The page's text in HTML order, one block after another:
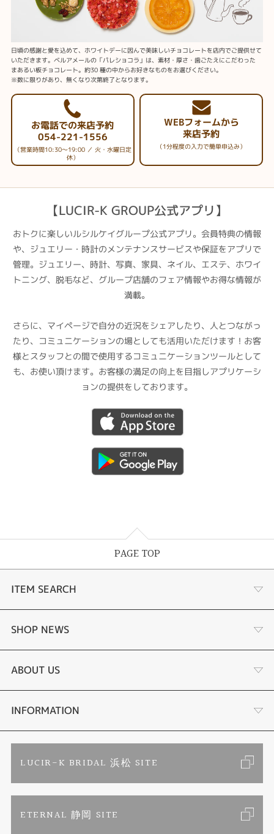
日頃の感謝と愛を込めて、ホワイトデーに因んで美味しいチョコレートを店内でご提供せて
いただきます。ベルアメールの「パレショコラ」は、素材・厚さ・歯ごたえにこだわった
まあるい板チョコレート。約30 種の中からお好きなものをお選びください。
※数に限りがあり、無くなり次第終了となります。
お電話での来店予約
054-221-1556
（営業時間10:30～19:00 ／ 火・水曜日定
休）
WEBフォームから
来店予約
（1分程度の入力で簡単申込み）
【LUCIR-K GROUP公式アプリ】
おトクに楽しいルシルケイグループ公式アプリ。会員特典の情報
や、ジュエリー・時計のメンテナンスサービスや保証をアプリで
管理。ジュエリー、時計、写真、家具、ネイル、エステ、ホワイ
トニング、脱毛など、グループ店舗のフェア情報やお得な情報が
満載。
さらに、マイページで自分の近況をシェアしたり、人とつながっ
たり、コミュニケーションの場としても活用いただけます！お客
様とスタッフとの間で使用するコミュニケーションツールとして
も、お使い頂けます。お客様の満足の向上を目指しアプリケーシ
ョンの提供をしております。
PAGE TOP
ITEM SEARCH
あこや真珠
黒蝶真珠
時計
色石
ジュエリーリフォーム
婚約指輪
SHOP NEWS
個性溢れる色石の魅力
YouTube ルシルケイチャンネル
ブライダルリングサイト
ブランドリスト
ABOUT US
店舗情報・会社概要
お客様の声
INFORMATION
LUCIR-K BRIDAL 浜松 SITE
ETERNAL 静岡 SITE